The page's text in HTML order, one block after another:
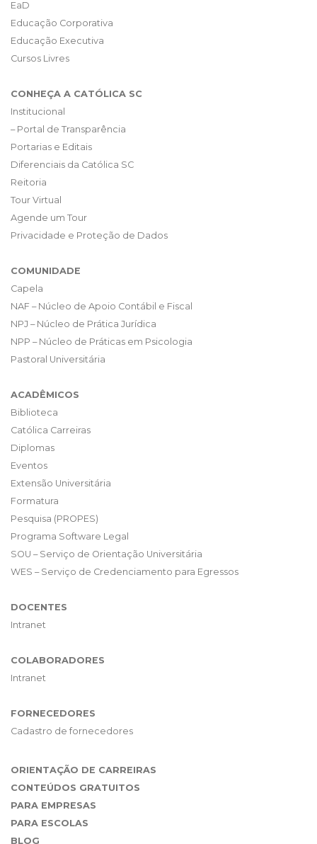
EaD
Educação Corporativa
Educação Executiva
Cursos Livres
CONHEÇA A CATÓLICA SC
Institucional
– Portal de Transparência
Portarias e Editais
Diferenciais da Católica SC
Reitoria
Tour Virtual
Agende um Tour
Privacidade e Proteção de Dados
COMUNIDADE
Capela
NAF – Núcleo de Apoio Contábil e Fiscal
NPJ – Núcleo de Prática Jurídica
NPP – Núcleo de Práticas em Psicologia
Pastoral Universitária
ACADÊMICOS
Biblioteca
Católica Carreiras
Diplomas
Eventos
Extensão Universitária
Formatura
Pesquisa (PROPES)
Programa Software Legal
SOU – Serviço de Orientação Universitária
WES – Serviço de Credenciamento para Egressos
DOCENTES
Intranet
COLABORADORES
Intranet
FORNECEDORES
Cadastro de fornecedores
ORIENTAÇÃO DE CARREIRAS
CONTEÚDOS GRATUITOS
PARA EMPRESAS
PARA ESCOLAS
BLOG